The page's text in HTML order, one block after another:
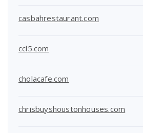
casbahrestaurant.com
ccl5.com
cholacafe.com
chrisbuyshoustonhouses.com